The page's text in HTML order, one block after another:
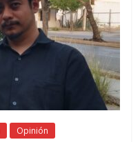
Opinión